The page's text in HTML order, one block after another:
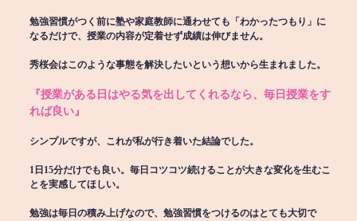
勉強習慣がつく前に塾や家庭教師に通わせても「わかったつもり」に
なるだけで、授業の内容が定着せず成績は伸びません。
秀桜会はこのような事態を解決したいという想いから生まれました。
『授業がある日はやる気を出してくれるなら、毎日授業をす
れば良い』
シンプルですが、これが私が行き着いた結論でした。
1日15分だけでも良い。毎日コツコツ続けることが大きな変化を生むこ
とを実感してほしい。
勉強は毎日の積み上げなので、勉強習慣をつけるのはとても大切で